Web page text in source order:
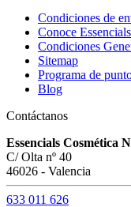
Condiciones de
Conoce
Condiciones
Sitemap
Programa de
Blog
Contáctanos
Essencials Cosmética
C/ Olta nº 40
46026 - Valencia
633 011 626